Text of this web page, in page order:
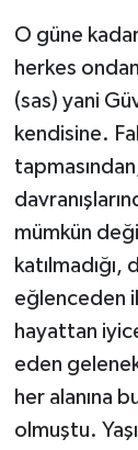
O güne
herkes
(sas) yani
kendisine.
mümkün
eğlenceden
hayattan
eden
her alanına
olmuştu.
Kayseri
Kilis
Kırşehir
Kocaeli
Konya